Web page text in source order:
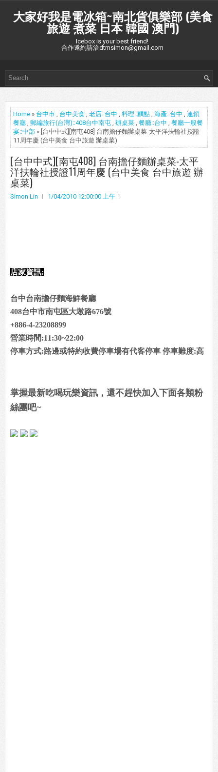
大家好我是電冰箱~南北貨俱樂部 (美食
旅遊 煮菜 日本 韓國 澳門)
Icebox is your best friend!
合作邀約請洽dtmsimon@gmail.com
Home » 台中市 , 台中美食 , 老店::台中 , 料理::麵點 , 海產::台中 , 連鎖
餐廳 , 郵編旅行(台灣)::408台中南屯 , 辦桌菜 , 餐廳::台中 , 餐廳一般餐
宴::中部 » [台中中式][南屯408] 台南擔仔麵辦桌菜-太平洋扶輪社授證
11周年慶 (台中美食 台中旅遊 辦桌菜)
[台中中式][南屯408] 台南擔仔麵辦桌菜-太平
洋扶輪社授證11周年慶 (台中美食 台中旅遊 辦
桌菜)
Simon Lin 1/04/2010 12:00:00 上午
店家資訊:
台中台南擔仔麵海鮮餐廳
408台中市南屯區大墩路676號
+886-4-23208899
營業時間:11:30~22:00
停車方式:路邊或特約收費停車場有代客停車 停車難度:高
掌握最新吃喝玩樂資訊，還不趕快加入下面各類粉
絲團吧~